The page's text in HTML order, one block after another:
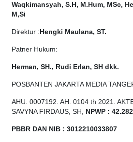
Waqkimansyah, S.H, M.Hum, MSc,
M,Si
Direktur : Hengki Maulana, ST.
Patner Hukum:
Herman, SH., Rudi Erlan, SH dkk.
POSBANTEN JAKARTA MEDIA
AHU. 0007192. AH. 0104 th 2021.
SAVYNA FIRDAUS, SH,
NPW P : 42.282
PBBR DAN NIB : 3012210033807